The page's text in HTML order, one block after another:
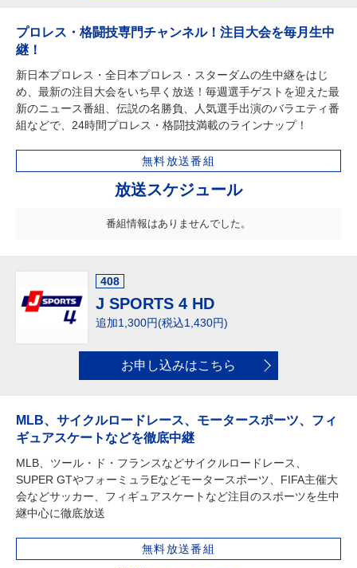
プロレス・格闘技専門チャンネル！注目大会を毎月生中
継！
新日本プロレス・全日本プロレス・スターダムの生中継をはじ
め、最新の注目大会をいち早く放送！毎週選手ゲストを迎えた最
新のニュース番組、伝説の名勝負、人気選手出演のバラエティ番
組などで、24時間プロレス・格闘技満載のラインナップ！
無料放送番組
放送スケジュール
番組情報はありませんでした。
408
J SPORTS 4 HD
追加1,300円(税込1,430円)
お申し込みはこちら
MLB、サイクルロードレース、モータースポーツ、フィ
ギュアスケートなどを徹底中継
MLB、ツール・ド・フランスなどサイクルロードレース、
SUPER GTやフォーミュラEなどモータースポーツ、FIFA主催大
会などサッカー、フィギュアスケートなど注目のスポーツを生中
継中心に徹底放送
無料放送番組